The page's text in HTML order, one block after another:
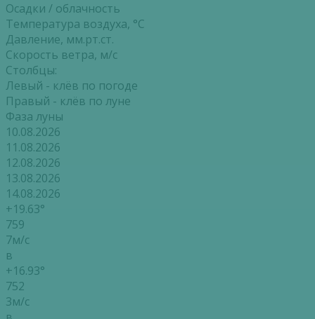
Осадки / облачность
Температура воздуха, °С
Давление, мм.рт.ст.
Скорость ветра, м/с
Столбцы:
Левый - клёв по погоде
Правый - клёв по луне
Фаза луны
10.08.2026
11.08.2026
12.08.2026
13.08.2026
14.08.2026
+19.63°
759
7м/с
в
+16.93°
752
3м/с